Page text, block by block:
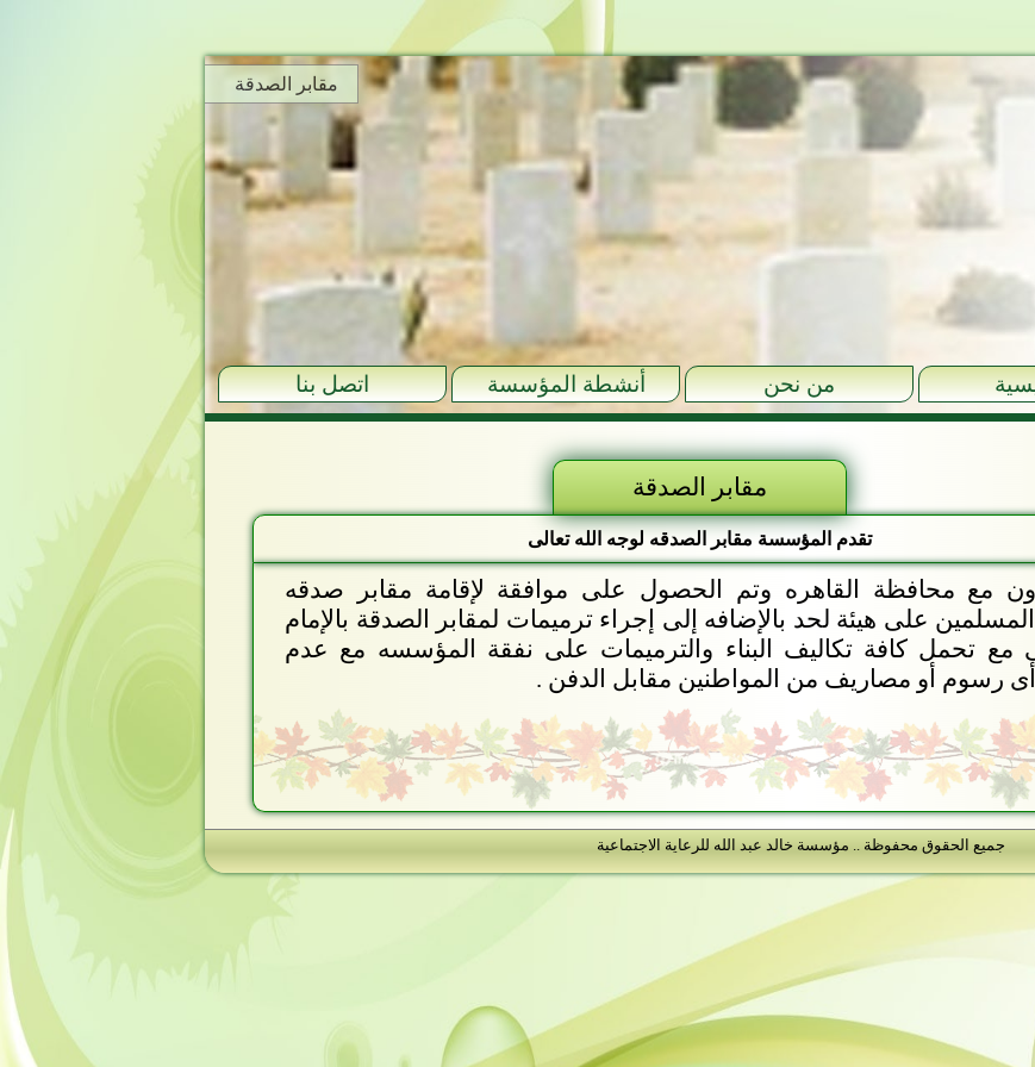
مقابر الصدقة
من نحن أنشطة المؤسسة اتصل بنا
مقابر الصدقة
تقدم المؤسسة مقابر الصدقه لوجه الله تعالى
مع محافظة القاهره وتم الحصول على موافقة لإقامة مقابر صدقه
على هيئة لحد بالإضافه إلى إجراء ترميمات لمقابر الصدقة بالإمام
مع تحمل كافة تكاليف البناء والترميمات على نفقة المؤسسه مع عدم
رسوم أو مصاريف من المواطنين مقابل الدفن .
جميع الحقوق محفوظة .. مؤسسة خالد عبد الله للرعاية الاجتماعية